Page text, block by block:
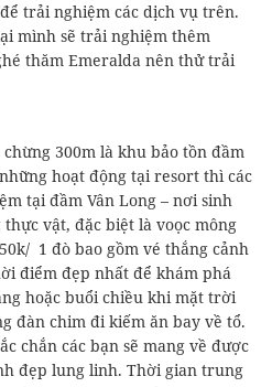
trải nghiệm các dịch vụ trên.
mình sẽ trải nghiệm thêm
thăm Emeralda nên thử trải
chừng 300m là khu bảo tồn đầm
hoạt động tại resort thì các
tại đầm Vân Long – nơi sinh
vật, đặc biệt là voọc mông
1 đò bao gồm vé thắng cảnh
điểm đẹp nhất để khám phá
hoặc buổi chiều khi mặt trời
đàn chim đi kiếm ăn bay về tổ.
chắn các bạn sẽ mang về được
đẹp lung linh. Thời gian trung